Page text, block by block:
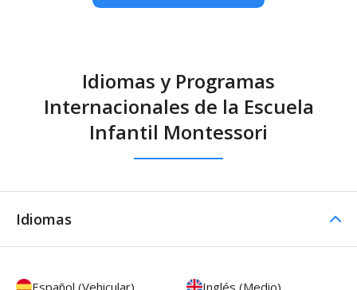
Idiomas y Programas
Internacionales de la Escuela
Infantil Montessori
Idiomas
Español (Vehicular) Inglés (Medio)